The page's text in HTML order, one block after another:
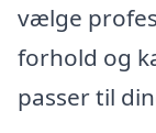
vælge
forhold og
passer til